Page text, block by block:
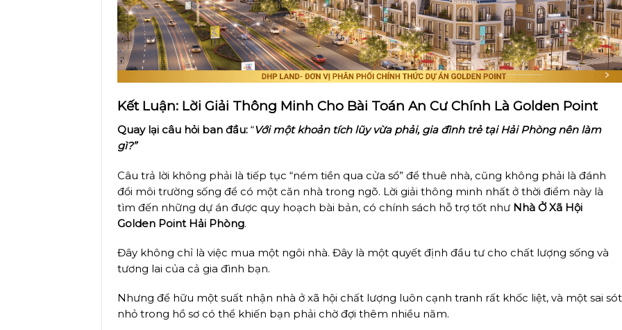
Kết Luận: Lời Giải Thông Minh Cho Bài Toán An Cư Chính Là Golden Point
Quay lại câu hỏi ban đầu: “Với một khoản tích lũy vừa phải, gia đình trẻ tại Hải Phòng nên làm
gì?”
Câu trả lời không phải là tiếp tục “ném tiền qua cửa sổ” để thuê nhà, cũng không phải là đánh
đổi môi trường sống để có một căn nhà trong ngõ. Lời giải thông minh nhất ở thời điểm này là
tìm đến những dự án được quy hoạch bài bản, có chính sách hỗ trợ tốt như Nhà Ở Xã Hội
Golden Point Hải Phòng.
Đây không chỉ là việc mua một ngôi nhà. Đây là một quyết định đầu tư cho chất lượng sống và
tương lai của cả gia đình bạn.
Nhưng để hữu một suất nhận nhà ở xã hội chất lượng luôn cạnh tranh rất khốc liệt, và một sai sót
nhỏ trong hồ sơ có thể khiến bạn phải chờ đợi thêm nhiều năm.